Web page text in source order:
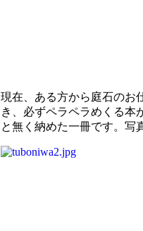
現在、ある方から庭石のお
き、必ずペラペラめくる本
と無く納めた一冊です。写